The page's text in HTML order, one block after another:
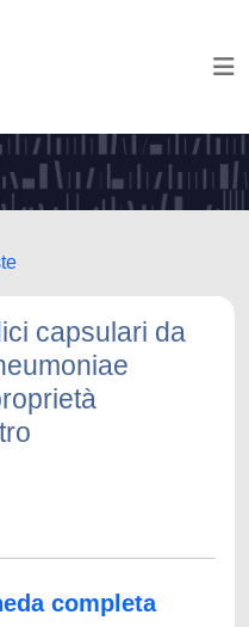
capsulari da
completa